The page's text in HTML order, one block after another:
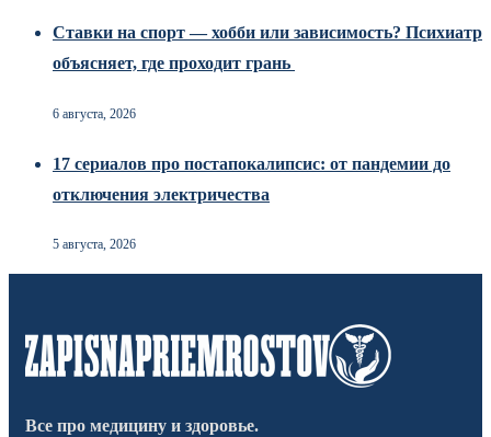
Ставки на спорт — хобби или зависимость? Психиатр
объясняет, где проходит грань
6 августа, 2026
17 сериалов про постапокалипсис: от пандемии до
отключения электричества
5 августа, 2026
Все про медицину и здоровье.